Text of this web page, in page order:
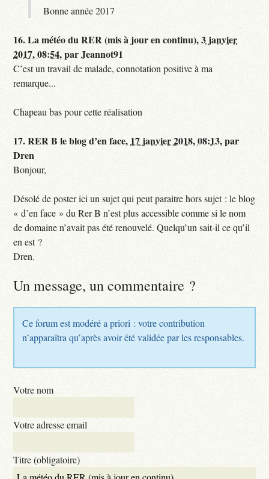
Bonne année 2017
16.La météo du RER (mis à jour en continu),3 janvier
2017, 08:54,parJeannot91
C’est un travail de malade, connotation positive à ma
remarque...
Chapeau bas pour cette réalisation
17.RER B le blog d’en face, 17 janvier 2018, 08:13,par
Dren
Bonjour,
Désolé de poster ici un sujet qui peut paraitre hors sujet : le blog
« d’en face » du Rer B n’est plus accessible comme si le nom
de domaine n’avait pas été renouvelé. Quelqu’un sait-il ce qu’il
en est ?
Dren.
Un message, un commentaire ?
Ce forum est modéré a priori : votre contribution
n’apparaîtra qu’après avoir été validée par les responsables.
Votre nom
Votre adresse email
Titre (obligatoire)